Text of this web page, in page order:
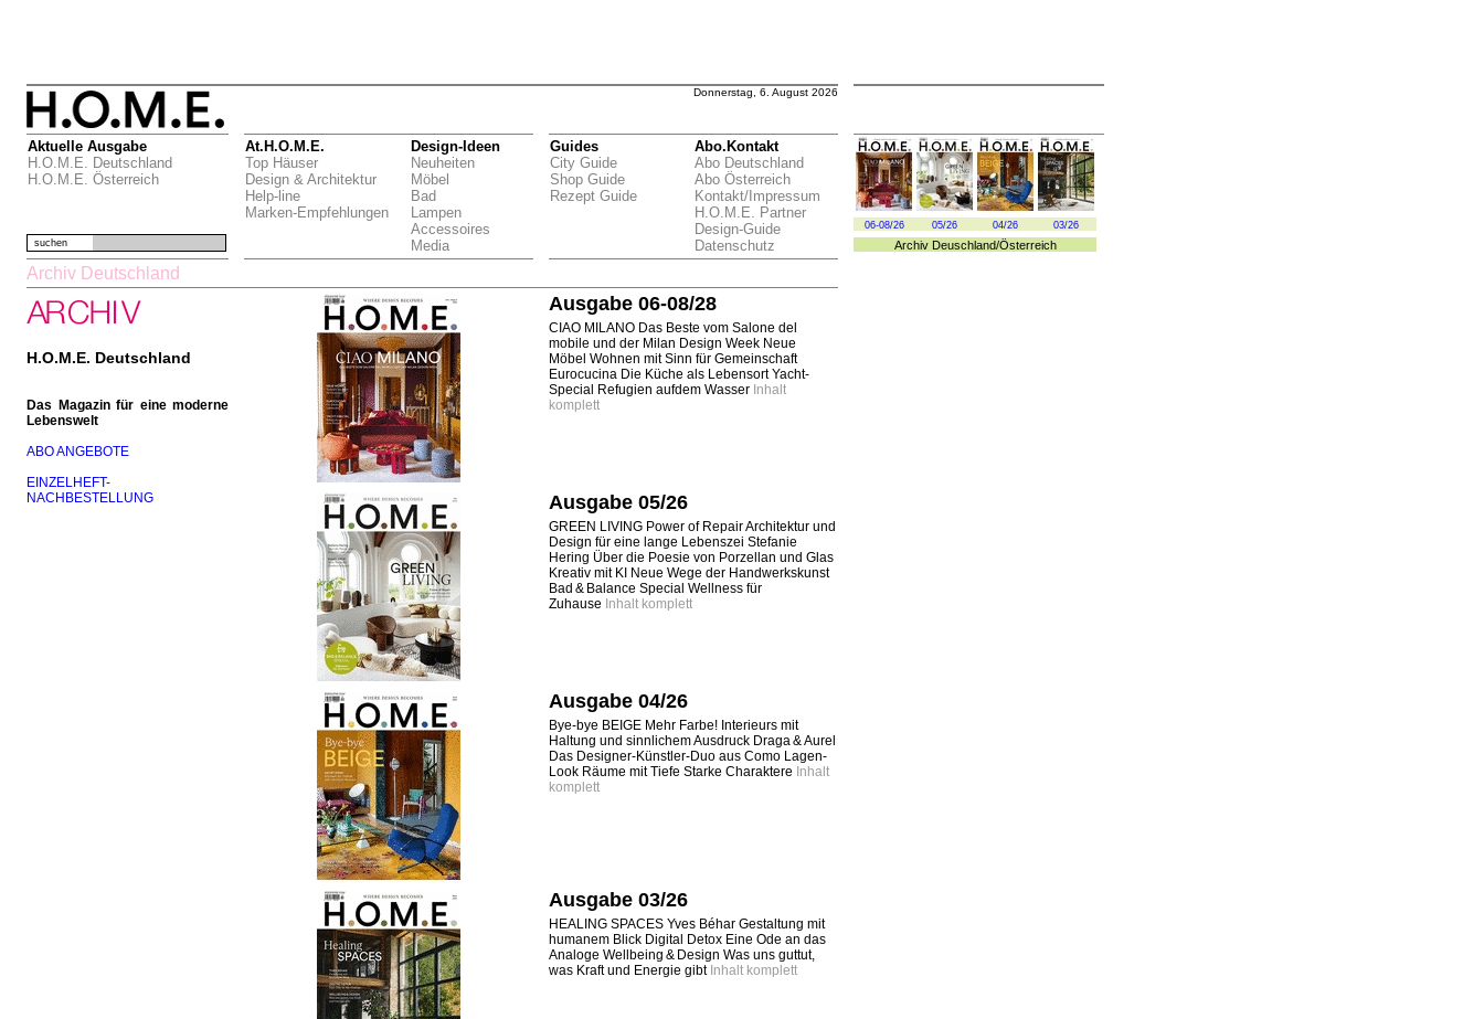
Donnerstag, 6. August 2026
Aktuelle Ausgabe
H.O.M.E. Deutschland
H.O.M.E. Österreich
At.H.O.M.E.
Top Häuser
Design & Architektur
Help-line
Marken-Empfehlungen
Design-Ideen
Neuheiten
Möbel
Bad
Lampen
Accessoires
Media
Guides
City Guide
Shop Guide
Rezept Guide
Abo.Kontakt
Abo Deutschland
Abo Österreich
Kontakt/Impressum
H.O.M.E. Partner
Design-Guide
Datenschutz
06-08/26 05/26 04/26 03/26
Archiv Deuschland/Österreich
suchen
Archiv Deutschland
H.O.M.E. Deutschland
Das Magazin für eine moderne
Lebenswelt
ABO ANGEBOTE
EINZELHEFT-
NACHBESTELLUNG
Ausgabe 06-08/28
CIAO MILANO Das Beste vom Salone del
mobile und der Milan Design Week Neue
Möbel Wohnen mit Sinn für Gemeinschaft
Eurocucina Die Küche als Lebensort Yacht-
Special Refugien aufdem Wasser Inhalt
komplett
Ausgabe 05/26
GREEN LIVING Power of Repair Architektur und
Design für eine lange Lebenszei Stefanie
Hering Über die Poesie von Porzellan und Glas
Kreativ mit KI Neue Wege der Handwerkskunst
Bad & Balance Special Wellness für
Zuhause Inhalt komplett
Ausgabe 04/26
Bye-bye BEIGE Mehr Farbe! Interieurs mit
Haltung und sinnlichem Ausdruck Draga & Aurel
Das Designer-Künstler-Duo aus Como Lagen-
Look Räume mit Tiefe Starke Charaktere Inhalt
komplett
Ausgabe 03/26
HEALING SPACES Yves Béhar Gestaltung mit
humanem Blick Digital Detox Eine Ode an das
Analoge Wellbeing & Design Was uns guttut,
was Kraft und Energie gibt Inhalt komplett